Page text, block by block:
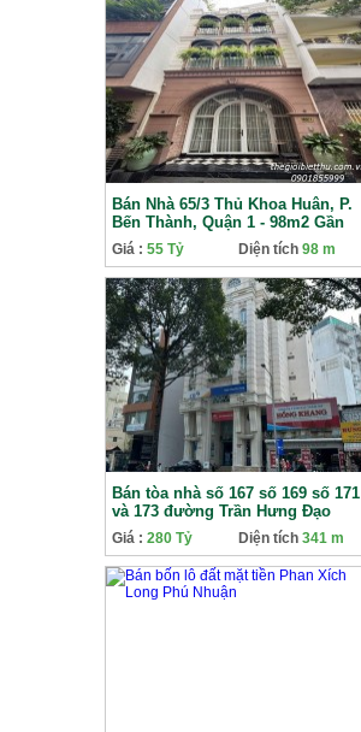
Bán Nhà 65/3 Thủ Khoa Huân, P.
Bến Thành, Quận 1 - 98m2 Gần
Chợ Bến Thành
Giá : 55 Tỷ Diện tích 98 m
Bán tòa nhà số 167 số 169 số 171
và 173 đường Trần Hưng Đạo
phường Cô Giang Quận 1
Giá : 280 Tỷ Diện tích 341 m